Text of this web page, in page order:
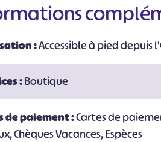
:Accessible à pied depuis
:Boutique
de paiement :Cartes de
Chèques Vacances, Espèces